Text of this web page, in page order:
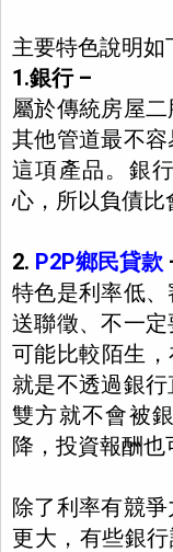
主要特色說明如
1.銀行 –
屬於傳統房屋
其他管道最不
這項產品。銀
心，所以負債比
2. P2P鄉民貸款
特色是利率低
送聯徵、不一
可能比較陌生
就是不透過銀
雙方就不會被
降，投資報酬也
除了利率有競
更大，有些銀